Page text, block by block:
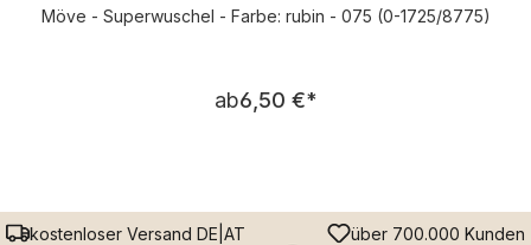
Möve - Superwuschel - Farbe: rubin - 075 (0-1725/8775)
Regulärer Preis:
ab6,50 €*
kostenloser Versand DE|AT
über 700.000 Kunden